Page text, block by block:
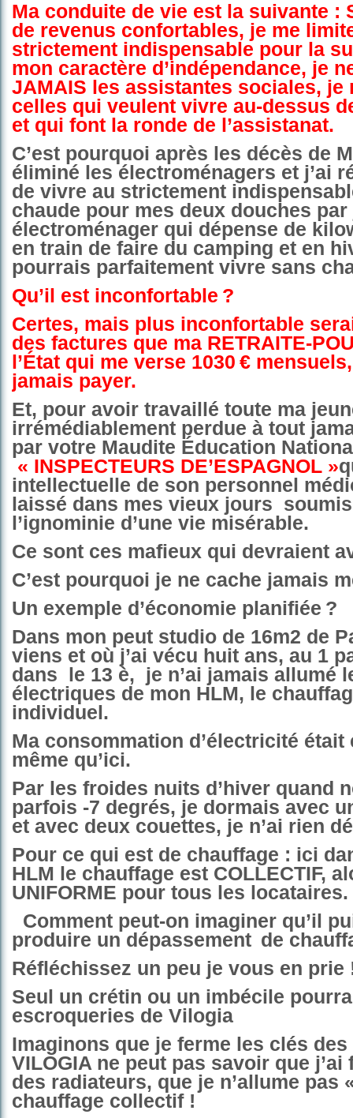
Ma conduite de vie est la suivante :
de revenus confortables, je me
strictement indispensable pour la
mon caractère d’indépendance, je
JAMAIS les assistantes sociales, je
celles qui veulent vivre au-dessus
et qui font la ronde de l’assistanat.
C’est pourquoi après les décès de
éliminé les électroménagers et j’ai
de vivre au strictement
chaude pour mes deux douches
électroménager qui dépense de
en train de faire du camping et en
pourrais parfaitement vivre sans
Qu’il est inconfortable ?
Certes, mais plus inconfortable
des factures que ma RETRAITE-
l’État qui me verse 1030 €
jamais payer.
Et, pour avoir travaillé toute ma
irrémédiablement perdue à tout
par votre Maudite Éducation
« INSPECTEURS DE’ESPAGNOL »
intellectuelle de son personnel
laissé dans mes vieux jours
l’ignominie d’une vie misérable.
Ce sont ces mafieux qui devraient
C’est pourquoi je ne cache jamais
Un exemple d’économie planifiée ?
Dans mon peut studio de 16m2 de
viens et où j’ai vécu huit ans, au 1
dans
le 13 è, je n’ai jamais allumé
électriques de mon HLM, le
individuel.
Ma consommation d’électricité était
même qu’ici.
Par les froides nuits d’hiver quand
parfois -7 degrés, je dormais avec
et avec deux couettes, je n’ai rien
Pour ce qui est de chauffage : ici
HLM le chauffage est COLLECTIF,
UNIFORME pour tous les locataires.
Comment peut-on imaginer qu’il
produire un dépassement de
Réfléchissez un peu je vous en prie
Seul un crétin ou un imbécile
escroqueries de Vilogia
Imaginons que je ferme les clés
VILOGIA ne peut pas savoir que
des radiateurs, que je n’allume pas
chauffage collectif !